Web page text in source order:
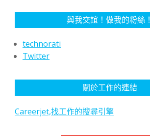
與我交誼！做我的粉絲！
technorati
Twitter
關於工作的連結
Careerjet,找工作的搜尋引擎